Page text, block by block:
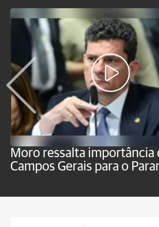
Moro ressalta importância
Campos Gerais para o